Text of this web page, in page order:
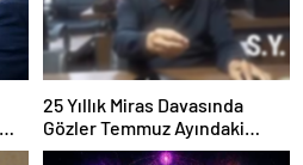
25 Yıllık Miras Davasında
Gözler Temmuz Ayındaki
Karar Duruşmasına Çevrildi